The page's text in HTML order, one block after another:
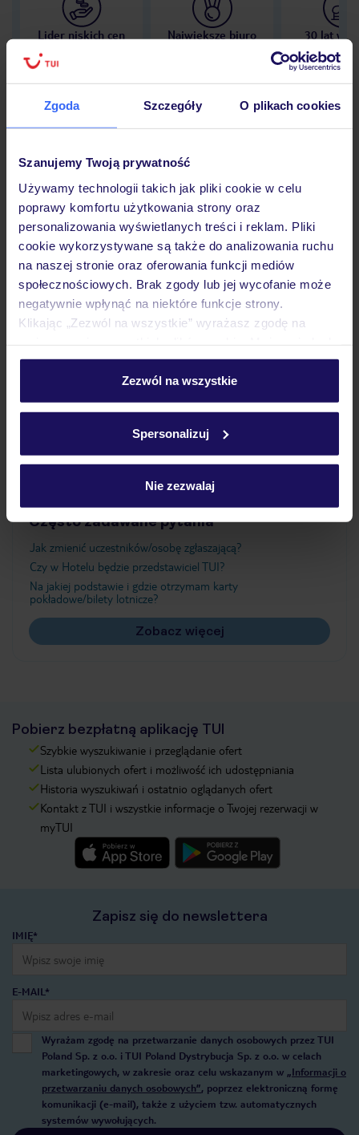
Zgoda Szczegóły O plikach cookies
Szanujemy Twoją prywatność
Używamy technologii takich jak pliki cookie w celu
poprawy komfortu użytkowania strony oraz
personalizowania wyświetlanych treści i reklam. Pliki
cookie wykorzystywane są także do analizowania ruchu
na naszej stronie oraz oferowania funkcji mediów
społecznościowych. Brak zgody lub jej wycofanie może
negatywnie wpłynąć na niektóre funkcje strony.
Klikając „Zezwól na wszystkie” wyrażasz zgodę na
personalizować swój wybór wchodząc w zakładkę
Szczegółowe informacje o plikach cookie znajdziesz
Zezwól na wszystkie
Spersonalizuj
Nie zezwalaj
Lider niskich cen
Największe biuro
30 lat w
Hotel
Opinie
Pokoje
Wyżywienie
Ważne informacje
Często zadawane pytania
Jak zmienić uczestników/osobę zgłaszającą?
Czy w Hotelu będzie przedstawiciel TUI?
Na jakiej podstawie i gdzie otrzymam karty
pokładowe/bilety lotnicze?
Zobacz więcej
Pobierz bezpłatną aplikację TUI
Szybkie wyszukiwanie i przeglądanie ofert
Lista ulubionych ofert i możliwość ich udostępniania
Historia wyszukiwań i ostatnio oglądanych ofert
Kontakt z TUI i wszystkie informacje o Twojej rezerwacji w
myTUI
Zapisz się do newslettera
IMIĘ*
E-MAIL*
Wyrażam zgodę na przetwarzanie danych osobowych przez TUI
Poland Sp. z o.o. i TUI Poland Dystrybucja Sp. z o.o. w celach
marketingowych, w zakresie oraz celu wskazanym w „Informacji o
przetwarzaniu danych osobowych”, poprzez elektroniczną formę
komunikacji (e-mail), także z użyciem tzw. automatycznych
systemów wywołujących.